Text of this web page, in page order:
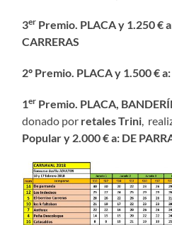
3er Premio. PLACA y 1.250 €
CARRERAS
2º Premio. PLACA y 1.500 € a:
1er Premio. PLACA,
donado por retales Trini,
Popular y 2.000 € a: DE